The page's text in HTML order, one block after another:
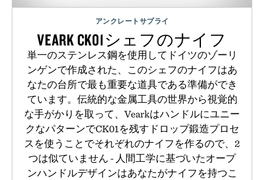
アンクレートサプライ
VEARK CK01シェフのナイフ
単一のステンレス鋼を使用してドイツのゾーリ
ンゲンで作成された、このシェフのナイフはあ
なたの台所で最も重要な道具である準備ができ
ています。伝統的な金属工具の世界から視覚的
な手がかりを取って、Vearkはハンドルにユニー
クなパターンでCK01を残すドロップ鍛造プロセ
スを使うことでそれぞれのナイフを作るので、2
つは似ていません - 人間工学に基づいたオープ
ンハンドルデザインはあなたがナイフを持つこ